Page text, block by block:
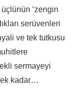
‘zengin
serüvenleri
ve tek tutkusu
sermayeyi
kadar…